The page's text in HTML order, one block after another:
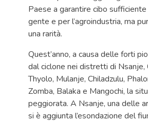
Paese a garantire cibo
gente e per l’agroindustria, ma
una rarità.
Quest’anno, a causa delle forti
dal ciclone nei distretti di Nsanje,
Thyolo, Mulanje, Chiladzulu,
Zomba, Balaka e Mangochi, la
peggiorata. A Nsanje, una delle
si è aggiunta l’esondazione del